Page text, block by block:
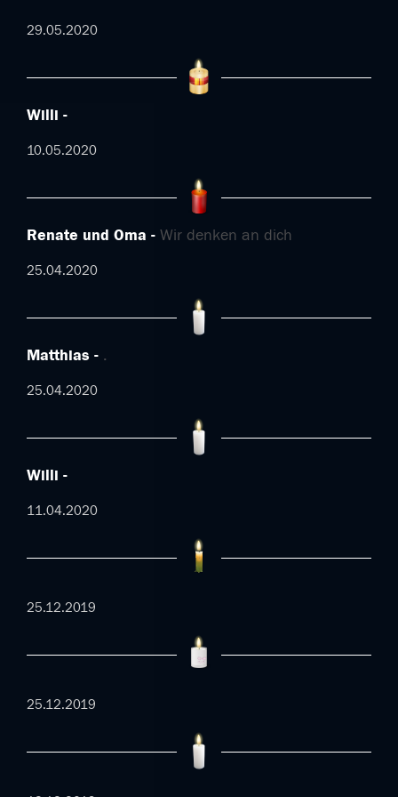
29.05.2020
Willi
10.05.2020
Renate und Oma Wir denken an dich
25.04.2020
Matthias .
25.04.2020
Willi
11.04.2020
25.12.2019
25.12.2019